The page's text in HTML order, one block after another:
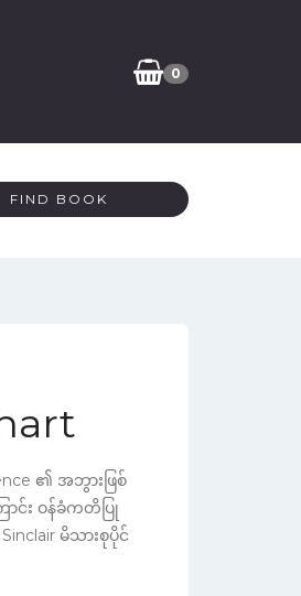
0
FIND BOOK
၏ အဘွားဖြစ်
င်း ဝန်ခံကတိပြု
မိသားစုပိုင်